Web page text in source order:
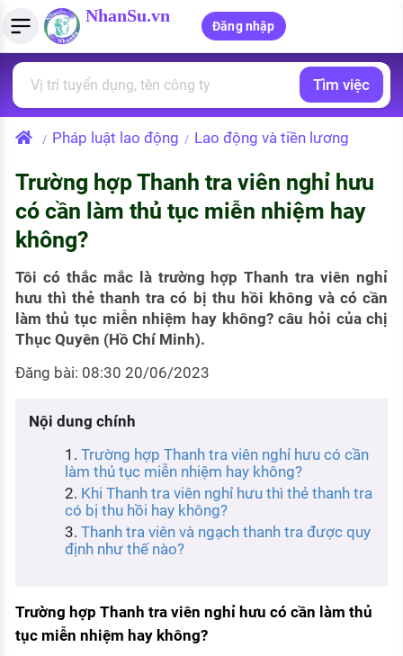
NhanSu.vn
Đăng nhập
Tìm việc làm
Việc làm ngành luật
Việc làm lương cao
CÔNG TY
Danh sách nhà tuyển dụng
Nhà tuyển dụng hàng đầu
Quản lý CV
Tải CV lên
Tạo CV trực tuyến
MẪU CV THEO STYLE
Mẫu CV đơn giản
Mẫu CV hiện đại
Tính lương Gross - Net
Tính thuế thu nhập cá nhân
Tính trợ cấp thất nghiệp
PHÁP LUẬT VIỆT NAM
Văn bản pháp luật
PHÁP LUẬT LAO ĐỘNG
Lao động và tiền lương
Thuế thu nhập
Hồ sơ biểu mẫu
Chính sách lao động
KHÁM PHÁ NGHỀ NGHIỆP
Tử vi nghề nghiệp
Kỹ năng nghề nghiệp
HƯỚNG NGHIỆP VIỆC LÀM
Đặc trưng từng nghề
XÂY DỰNG VÀ PHÁT TRIỂN ĐỘI NGŨ
NHÂN SỰ
Tìm việc
/ Pháp luật lao động / Lao động và tiền lương
Trường hợp Thanh tra viên nghỉ hưu
có cần làm thủ tục miễn nhiệm hay
không?
Tôi có thắc mắc là trường hợp Thanh tra viên nghỉ
hưu thì thẻ thanh tra có bị thu hồi không và có cần
làm thủ tục miễn nhiệm hay không? câu hỏi của chị
Thục Quyên (Hồ Chí Minh).
Đăng bài: 08:30 20/06/2023
Nội dung chính
Trường hợp Thanh tra viên nghỉ hưu có cần
làm thủ tục miễn nhiệm hay không?
Khi Thanh tra viên nghỉ hưu thì thẻ thanh tra
có bị thu hồi hay không?
Thanh tra viên và ngạch thanh tra được quy
định như thế nào?
Trường hợp Thanh tra viên nghỉ hưu có cần làm thủ
tục miễn nhiệm hay không?